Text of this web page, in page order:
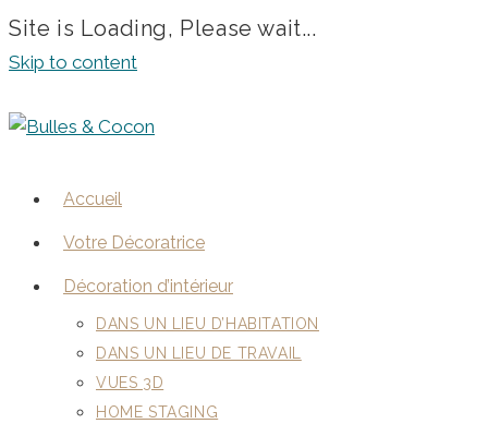
Site is Loading, Please wait...
Skip to content
Accueil
Votre Décoratrice
Décoration d’intérieur
DANS UN LIEU D’HABITATION
DANS UN LIEU DE TRAVAIL
VUES 3D
HOME STAGING